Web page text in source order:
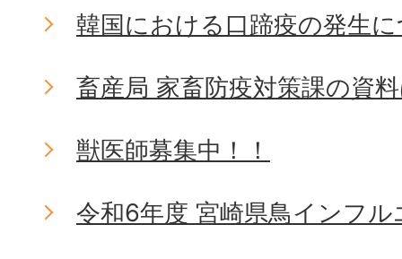
韓国における口蹄疫の発生
畜産局 家畜防疫対策課の資
獣医師募集中！！
令和6年度 宮崎県鳥インフ